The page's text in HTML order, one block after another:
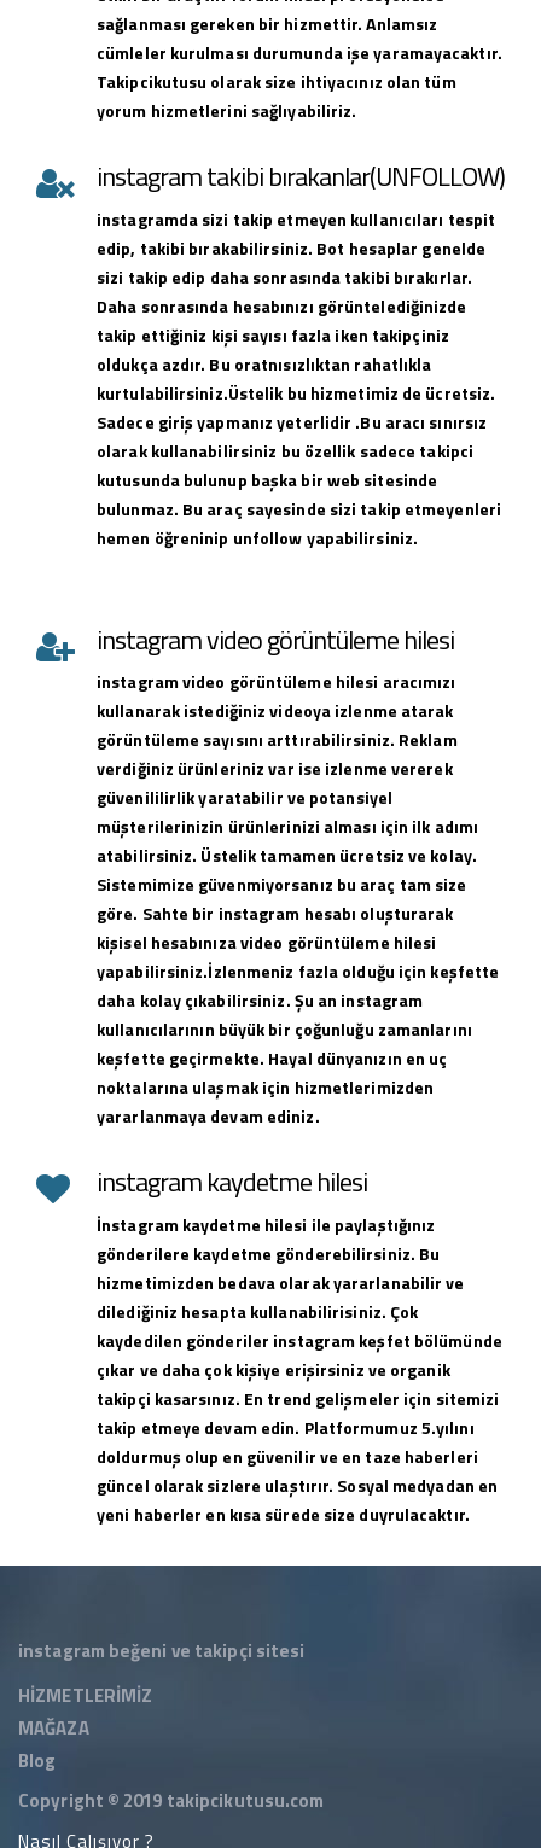
sağlanması gereken bir hizmettir. Anlamsız
cümleler kurulması durumunda işe yaramayacaktır.
Takipcikutusu olarak size ihtiyacınız olan tüm
yorum hizmetlerini sağlıyabiliriz.
instagram takibi bırakanlar(UNFOLLOW)
instagramda sizi takip etmeyen kullanıcıları tespit
edip, takibi bırakabilirsiniz. Bot hesaplar genelde
sizi takip edip daha sonrasında takibi bırakırlar.
Daha sonrasında hesabınızı görüntelediğinizde
takip ettiğiniz kişi sayısı fazla iken takipçiniz
oldukça azdır. Bu oratnısızlıktan rahatlıkla
kurtulabilirsiniz.Üstelik bu hizmetimiz de ücretsiz.
Sadece giriş yapmanız yeterlidir .Bu aracı sınırsız
olarak kullanabilirsiniz bu özellik sadece takipci
kutusunda bulunup başka bir web sitesinde
bulunmaz. Bu araç sayesinde sizi takip etmeyenleri
hemen öğreninip unfollow yapabilirsiniz.
instagram video görüntüleme hilesi
instagramvideo görüntüleme hilesi aracımızı
kullanarak istediğiniz videoya izlenme atarak
görüntüleme sayısını arttırabilirsiniz. Reklam
verdiğiniz ürünleriniz var ise izlenme vererek
güvenililirlik yaratabilir ve potansiyel
müşterilerinizin ürünlerinizi alması için ilk adımı
atabilirsiniz. Üstelik tamamen ücretsiz ve kolay.
Sistemimize güvenmiyorsanız bu araç tam size
göre. Sahte bir instagram hesabı oluşturarak
kişisel hesabınıza video görüntüleme hilesi
yapabilirsiniz.İzlenmeniz fazla olduğu için keşfette
daha kolay çıkabilirsiniz. Şu an instagram
kullanıcılarının büyük bir çoğunluğu zamanlarını
keşfette geçirmekte. Hayal dünyanızın en uç
noktalarına ulaşmak için hizmetlerimizden
yararlanmaya devam ediniz.
instagram kaydetme hilesi
İnstagram kaydetme hilesi ile paylaştığınız
gönderilere kaydetme gönderebilirsiniz. Bu
hizmetimizden bedava olarak yararlanabilir ve
dilediğiniz hesapta kullanabilirisiniz. Çok
kaydedilen gönderiler instagram keşfet bölümünde
çıkar ve daha çok kişiye erişirsiniz ve organik
takipçi kasarsınız. En trend gelişmeler için sitemizi
takip etmeye devam edin. Platformumuz 5.yılını
doldurmuş olup en güvenilir ve en taze haberleri
güncel olarak sizlere ulaştırır. Sosyal medyadan en
yeni haberler en kısa sürede size duyrulacaktır.
instagram beğeni ve takipçi sitesi
HİZMETLERİMİZ
MAĞAZA
Blog
Copyright © 2019 takipcikutusu.com
Nasıl Çalışıyor ?